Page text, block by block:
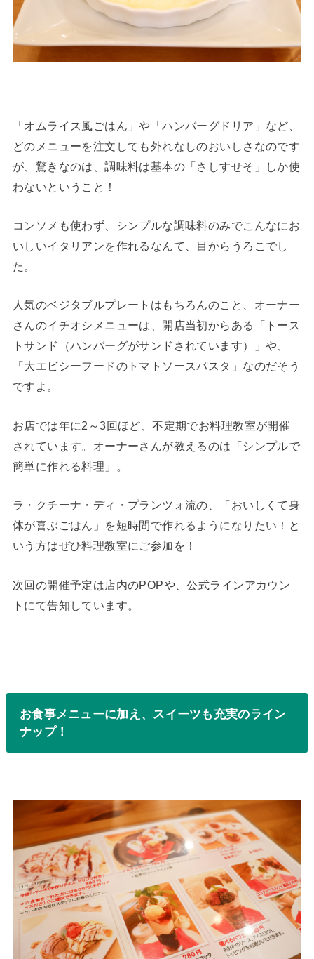
「オムライス風ごはん」や「ハンバーグドリア」など、
どのメニューを注文しても外れなしのおいしさなのです
が、驚きなのは、調味料は基本の「さしすせそ」しか使
わないということ！
コンソメも使わず、シンプルな調味料のみでこんなにお
いしいイタリアンを作れるなんて、目からうろこでし
た。
人気のベジタブルプレートはもちろんのこと、オーナー
さんのイチオシメニューは、開店当初からある「トース
トサンド（ハンバーグがサンドされています）」や、
「大エビシーフードのトマトソースパスタ」なのだそう
ですよ。
お店では年に2～3回ほど、不定期でお料理教室が開催
されています。オーナーさんが教えるのは「シンプルで
簡単に作れる料理」。
ラ・クチーナ・ディ・プランツォ流の、「おいしくて身
体が喜ぶごはん」を短時間で作れるようになりたい！と
いう方はぜひ料理教室にご参加を！
次回の開催予定は店内のPOPや、公式ラインアカウン
トにて告知しています。
お食事メニューに加え、スイーツも充実のライン
ナップ！